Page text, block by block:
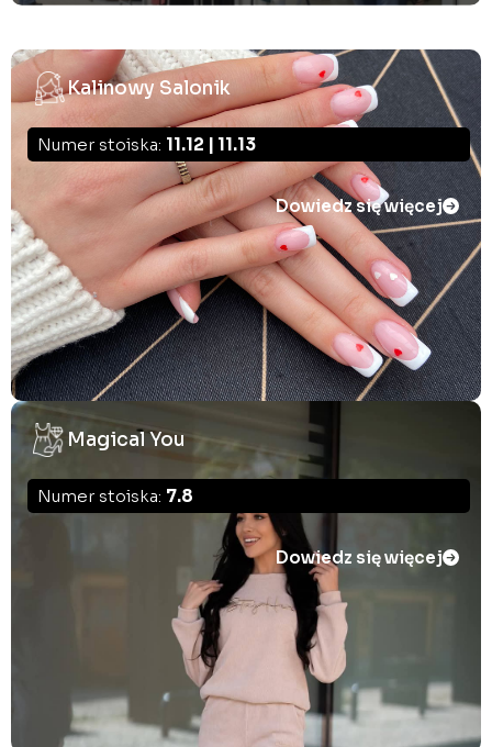
Kalinowy Salonik
Numer stoiska: 11.12 | 11.13
Dowiedz się więcej
Magical You
Numer stoiska: 7.8
Dowiedz się więcej